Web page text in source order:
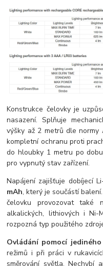
Konstrukce čelovky je
nasazení. Splňuje
výšky až 2 metrů dle normy
kompletní ochranu proti
do hloubky 1 metru po
pro vypnutý stav zařízení.
Napájení zajišťuje dobíjecí
mAh, který je součástí
čelovku provozovat
alkalických, lithiových i Ni-
rozpozná typ použitého
Ovládání pomocí
režimů i při práci v
směrování světla. Nechybí